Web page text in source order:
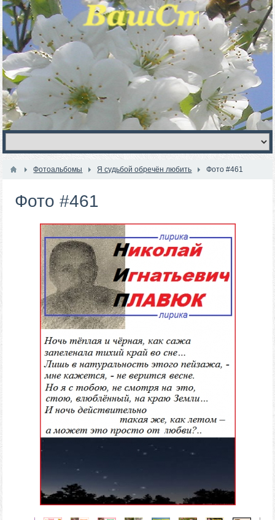
Фотоальбомы Я судьбой обречён любить Фото #461
Фото #461